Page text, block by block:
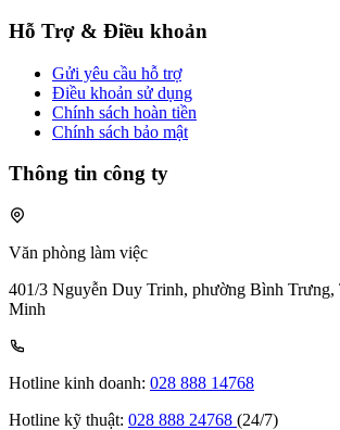
Hỗ Trợ & Điều khoản
Gửi yêu cầu hỗ trợ
Điều khoản sử dụng
Chính sách hoàn tiền
Chính sách bảo mật
Thông tin công ty
Văn phòng làm việc
401/3 Nguyễn Duy Trinh, phường Bình Trưng,
Minh
Hotline kinh doanh: 028 888 14768
Hotline kỹ thuật: 028 888 24768 (24/7)